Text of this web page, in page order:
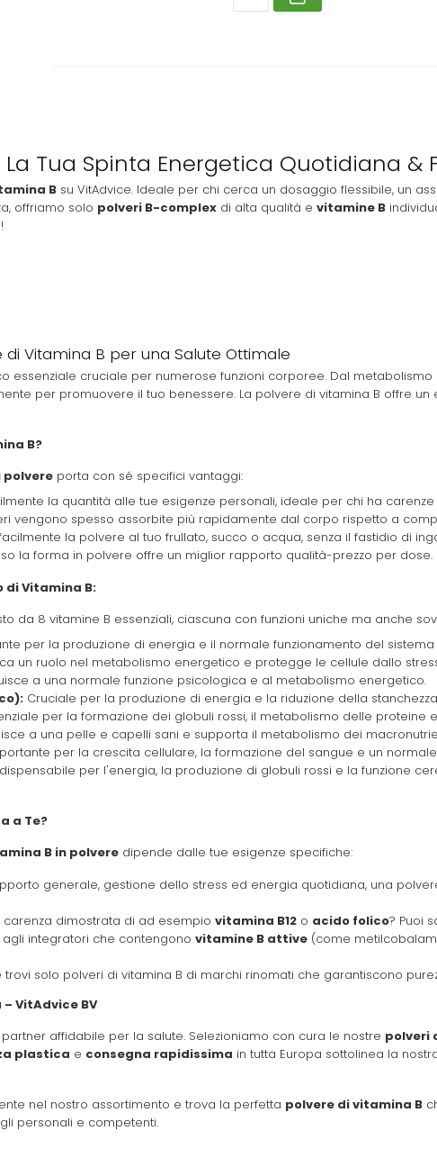
Tua Spinta Energetica Quotidiana &
B su VitAdvice. Ideale per chi cerca un dosaggio flessibile, un
offriamo solo polveri B-complex di alta qualità e vitamine B
Vitamina B per una Salute Ottimale
essenziale cruciale per numerose funzioni corporee. Dal
per promuovere il tuo benessere. La polvere di vitamina B offre
B?
polvere porta con sé specifici vantaggi:
la quantità alle tue esigenze personali, ideale per chi ha
vengono spesso assorbite più rapidamente dal corpo rispetto a
la polvere al tuo frullato, succo o acqua, senza il fastidio di
la forma in polvere offre un miglior rapporto qualità-prezzo per dose.
di Vitamina B:
da 8 vitamine B essenziali, ciascuna con funzioni uniche ma anche
per la produzione di energia e il normale funzionamento del sistema
un ruolo nel metabolismo energetico e protegge le cellule dallo
a una normale funzione psicologica e al metabolismo energetico.
Cruciale per la produzione di energia e la riduzione della
per la formazione dei globuli rossi, il metabolismo delle proteine
a una pelle e capelli sani e supporta il metabolismo dei
per la crescita cellulare, la formazione del sangue e un
per l'energia, la produzione di globuli rossi e la funzione
a Te?
B in polvere dipende dalle tue esigenze specifiche:
generale, gestione dello stress ed energia quotidiana, una
carenza dimostrata di ad esempio vitamina B12 o acido folico? Puoi
agli integratori che contengono vitamine B attive (come
trovi solo polveri di vitamina B di marchi rinomati che garantiscono
VitAdvice BV
affidabile per la salute. Selezioniamo con cura le nostre polveri
plastica e consegna rapidissima in tutta Europa sottolinea la
nel nostro assortimento e trova la perfetta polvere di vitamina B
personali e competenti.